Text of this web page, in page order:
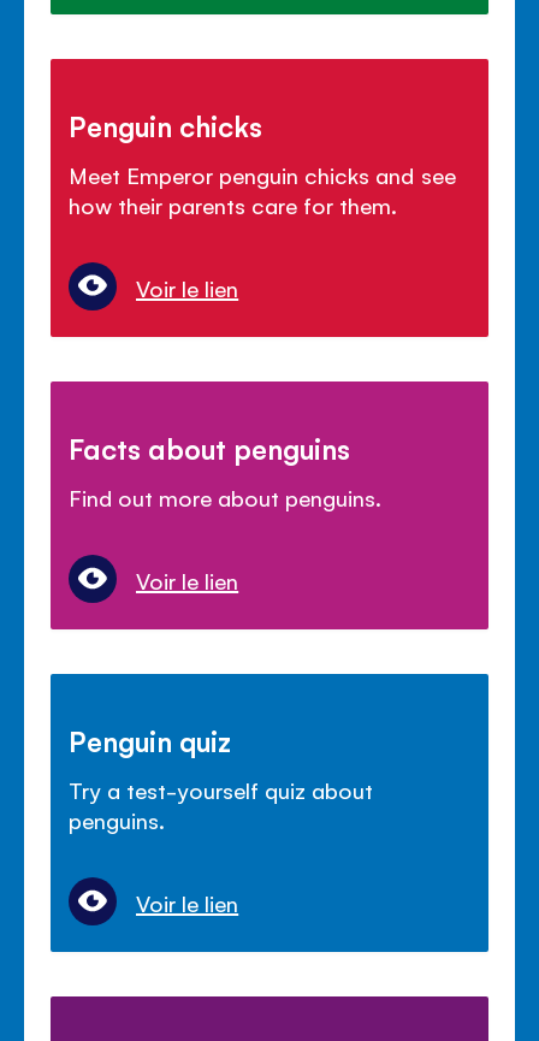
Penguin chicks
Meet Emperor penguin chicks and see
how their parents care for them.
Voir le lien
Facts about penguins
Find out more about penguins.
Voir le lien
Penguin quiz
Try a test-yourself quiz about
penguins.
Voir le lien